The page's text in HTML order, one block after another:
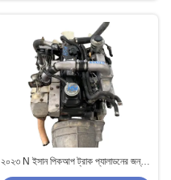
২০২৩ N ইসান পিকআপ ট্রাক প্যালাডনের জন্য ৪
সিলিন্ডার QD32T জাপানি মূল ব্যবহৃত ডিজেল